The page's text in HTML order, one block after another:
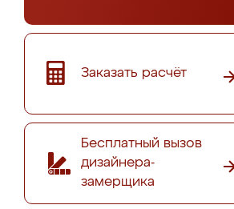
Заказать расчёт
Бесплатный вызов
дизайнера-
замерщика